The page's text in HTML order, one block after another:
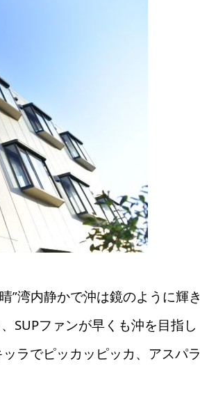
”湾内静かで沖は鏡のように輝き
SUPファンが早くも沖を目指し
ラでピッカッピッカ、アスパラ